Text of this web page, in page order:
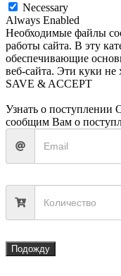
Necessary
Always Enabled
Необходимые файлы
работы сайта. В эту
обеспечивающие
веб-сайта. Эти куки
SAVE & ACCEPT
Узнать о поступлении
сообщим Вам о
Подожду